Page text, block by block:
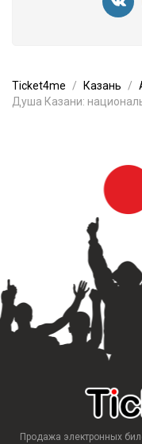
Ticket4me Казань
Душа Казани:
Продажа электронных